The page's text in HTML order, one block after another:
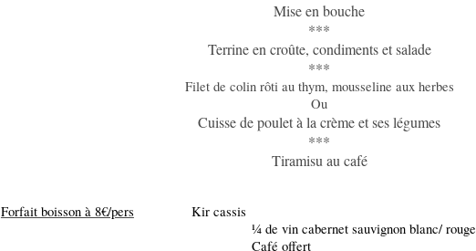
Mise en bouche
***
Terrine en croûte, condiments et salade
***
Filet de colin rôti au thym, mousseline aux herbes
Ou
Cuisse de poulet à la crème et ses légumes
***
Tiramisu au café
Forfait boisson à 8€/pers Kir cassis
¼ de vin cabernet sauvignon blanc/ rouge
Café offert